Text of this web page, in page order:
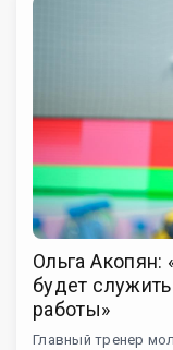
Ольга Акопян:
будет
работы»
Главный тренер